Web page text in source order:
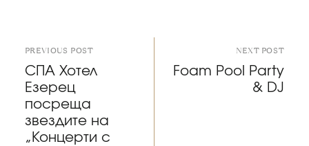
PREVIOUS POST
СПА Хотел
Езерец
посреща
звездите на
„Концерти с
NEXT POST
Foam Pool Party
& DJ